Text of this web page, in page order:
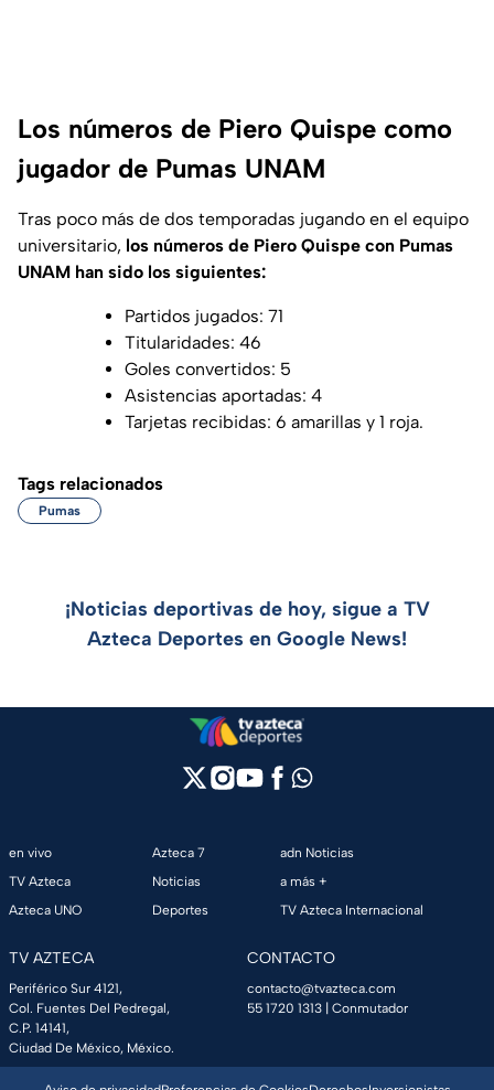
Los números de Piero Quispe como
jugador de Pumas UNAM
Tras poco más de dos temporadas jugando en el equipo
universitario, los números de Piero Quispe con Pumas
UNAM han sido los siguientes:
Partidos jugados: 71
Titularidades: 46
Goles convertidos: 5
Asistencias aportadas: 4
Tarjetas recibidas: 6 amarillas y 1 roja.
Tags relacionados
Pumas
¡Noticias deportivas de hoy, sigue a TV
Azteca Deportes en Google News!
en vivo
TV Azteca
Azteca UNO
Azteca 7
Noticias
Deportes
adn Noticias
a más +
TV Azteca Internacional
TV AZTECA
Periférico Sur 4121,
Col. Fuentes Del Pedregal,
C.P. 14141,
Ciudad De México, México.
CONTACTO
contacto@tvazteca.com
55 1720 1313 | Conmutador